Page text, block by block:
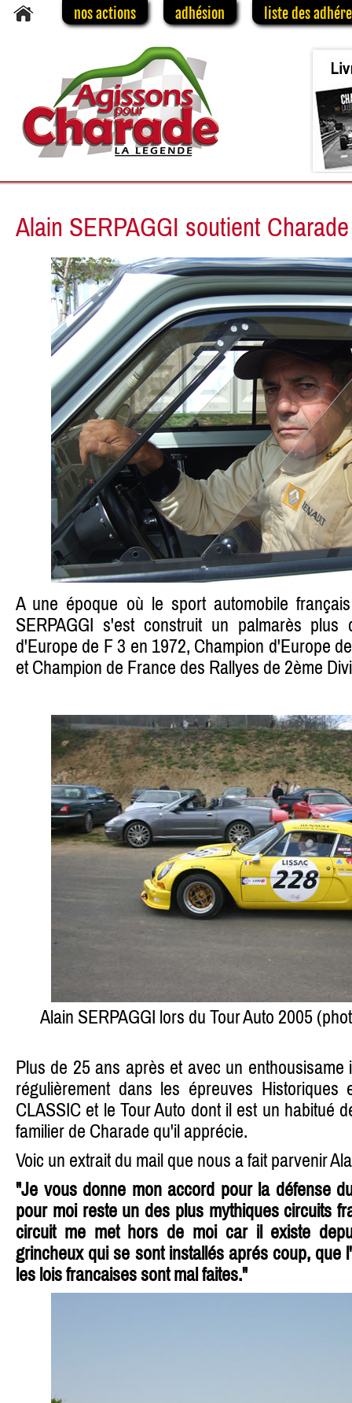
nos actions adhésion liste des
Alain SERPAGGI soutient Charade
A une époque où le sport automobile
SERPAGGI s'est construit un palmarès plus
d'Europe de F 3 en 1972, Champion d'Europe
et Champion de France des Rallyes de 2ème
Alain SERPAGGI lors du Tour Auto 2005
Plus de 25 ans après et avec un enthousisame
régulièrement dans les épreuves Historiques
CLASSIC et le Tour Auto dont il est un habitué
familier de Charade qu'il apprécie.
Voic un extrait du mail que nous a fait parvenir
"Je vous donne mon accord pour la défense
pour moi reste un des plus mythiques circuits
circuit me met hors de moi car il existe
grincheux qui se sont installés aprés coup, que
les lois francaises sont mal faites."